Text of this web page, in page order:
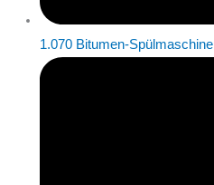
1.070 Bitumen-Spülmaschine